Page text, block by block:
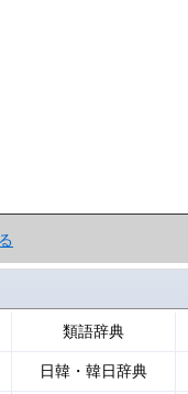
類語辞典
日韓・韓日辞典